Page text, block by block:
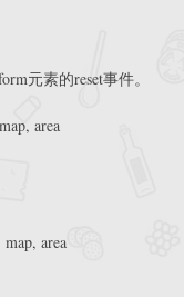
元素的reset事件。
area
area